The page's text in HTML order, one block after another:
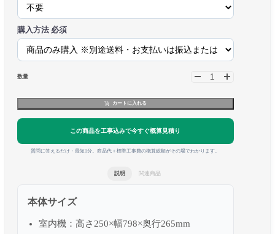
購入方法 必須
数量
カートに入れる
この商品を工事込みで今すぐ概算見積り
質問に答えるだけ・最短1分。商品代＋標準工事費の概算総額がその場でわかります。
説明 関連商品
本体サイズ
室内機：高さ250×幅798×奥行265mm